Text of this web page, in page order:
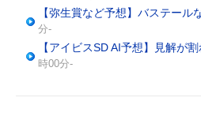
【弥生賞など予想】バステー
分-
【アイビスSD AI予想】見解が
時00分-